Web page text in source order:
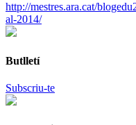
http://mestres.ara.cat/
al-2014/
Butlletí
Subscriu-te